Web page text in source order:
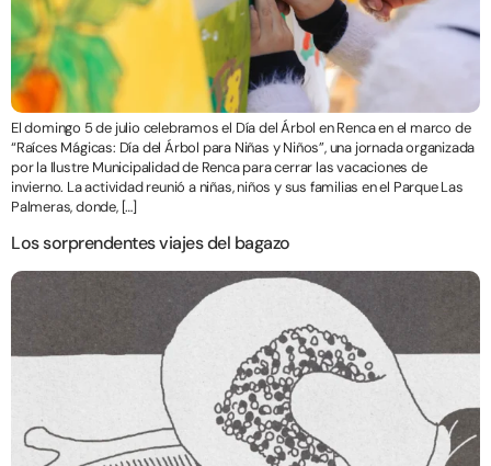
El domingo 5 de julio celebramos el Día del Árbol en Renca en el marco de
“Raíces Mágicas: Día del Árbol para Niñas y Niños”, una jornada organizada
por la Ilustre Municipalidad de Renca para cerrar las vacaciones de
invierno. La actividad reunió a niñas, niños y sus familias en el Parque Las
Palmeras, donde, […]
Los sorprendentes viajes del bagazo